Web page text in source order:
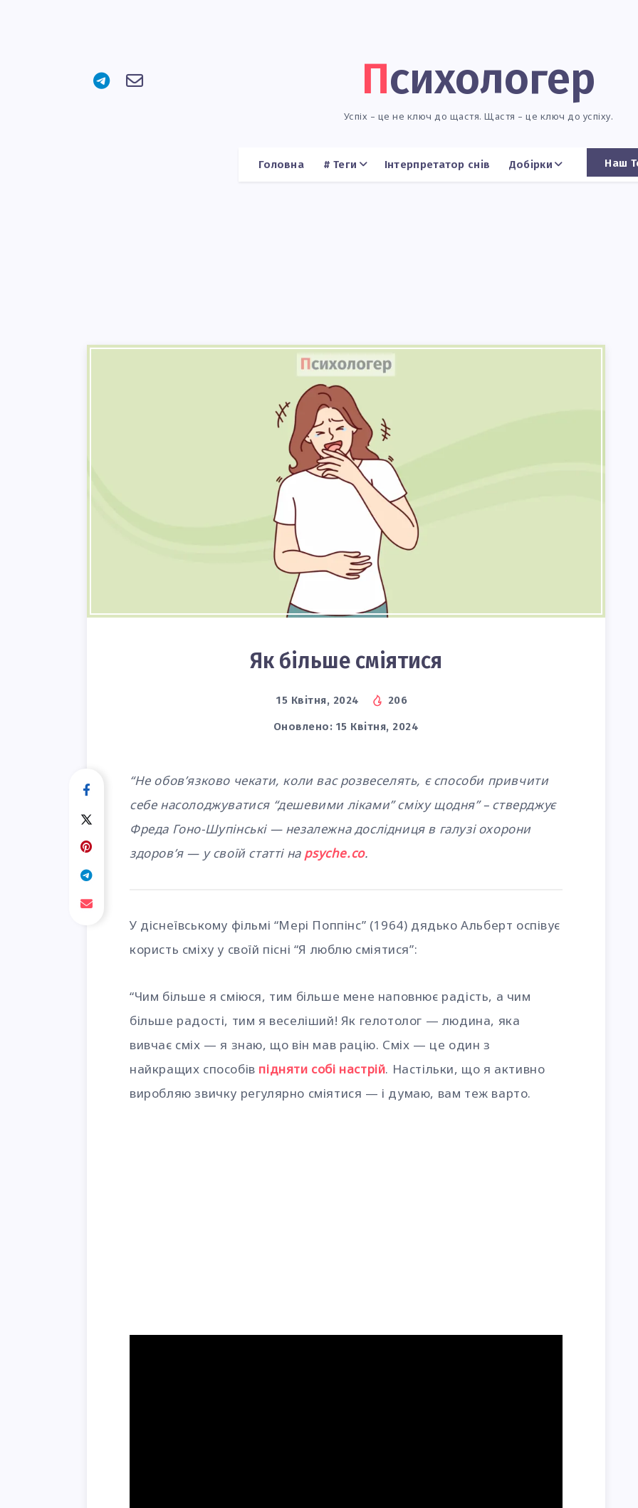
Психологер
Успіх – це не ключ до щастя. Щастя – це ключ до успіху.
Головна # Теги Інтерпретатор снів Добірки Наш
Як більше сміятися
15 Квітня, 2024 206
Оновлено: 15 Квітня, 2024
“Не обов’язково чекати, коли вас розвеселять, є способи привчити
себе насолоджуватися “дешевими ліками” сміху щодня” – стверджує
Фреда Гоно-Шупінські — незалежна дослідниця в галузі охорони
здоров’я — у своїй статті на psyche.co.
У діснеївському фільмі “Мері Поппінс” (1964) дядько Альберт оспівує
користь сміху у своїй пісні “Я люблю сміятися”:
“Чим більше я сміюся, тим більше мене наповнює радість, а чим
більше радості, тим я веселіший! Як гелотолог — людина, яка
вивчає сміх — я знаю, що він мав рацію. Сміх — це один з
найкращих способів підняти собі настрій. Настільки, що я активно
виробляю звичку регулярно сміятися — і думаю, вам теж варто.